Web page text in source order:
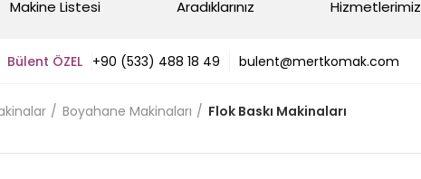
Makine Listesi Aradıklarınız Hizmetlerimiz
Bülent ÖZEL +90 (533) 488 18 49 bulent@mertkomak.com
Boyahane Makinaları Flok Baskı Makinaları